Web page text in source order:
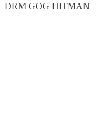
DRM GOG HITMAN